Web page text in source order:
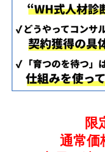
限
通常価